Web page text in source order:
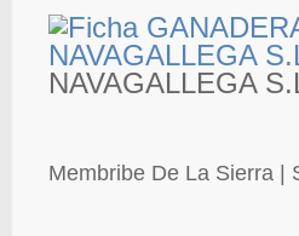
NAVAGALLEGA
Membribe De La Sierra |